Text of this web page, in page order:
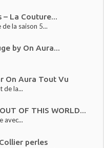
– La Couture...
la saison 5...
by On Aura...
On Aura Tout Vu
de la...
OF THIS WORLD...
avec...
perles